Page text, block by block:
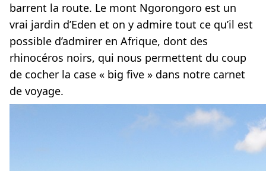
barrent la route. Le mont Ngorongoro est un
vrai jardin d’Eden et on y admire tout ce qu’il est
possible d’admirer en Afrique, dont des
rhinocéros noirs, qui nous permettent du coup
de cocher la case « big five » dans notre carnet
de voyage.